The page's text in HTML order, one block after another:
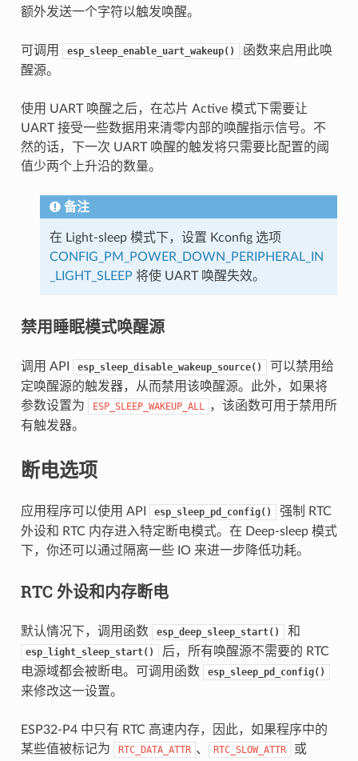
额外发送一个字符以触发唤醒。
可调用 esp_sleep_enable_uart_wakeup()
函数来启用此唤
醒源。
使用 UART 唤醒之后，在芯片 Active 模式下需要让
UART 接受一些数据用来清零内部的唤醒指示信号。不
然的话，下一次 UART 唤醒的触发将只需要比配置的阈
值少两个上升沿的数量。
备注
在 Light-sleep 模式下，设置 Kconfig 选项
CONFIG_PM_POWER_DOWN_PERIPHERAL_IN
_LIGHT_SLEEP 将使 UART 唤醒失效。
禁用睡眠模式唤醒源
调用 API esp_sleep_disable_wakeup_source()
可以禁用给
定唤醒源的触发器，从而禁用该唤醒源。此外，如果将
参数设置为
ESP_SLEEP_WAKEUP_ALL ，该函数可用于禁用所
有触发器。
断电选项
应用程序可以使用 API esp_sleep_pd_config()
强制 RTC
外设和 RTC 内存进入特定断电模式。在 Deep-sleep 模式
下，你还可以通过隔离一些 IO 来进一步降低功耗。
RTC 外设和内存断电
默认情况下，调用函数 esp_deep_sleep_start() 和
esp_light_sleep_start()
后，所有唤醒源不需要的 RTC
电源域都会被断电。可调用函数
esp_sleep_pd_config()
来修改这一设置。
ESP32-P4 中只有 RTC 高速内存，因此，如果程序中的
某些值被标记为
RTC_DATA_ATTR 、 RTC_SLOW_ATTR 或